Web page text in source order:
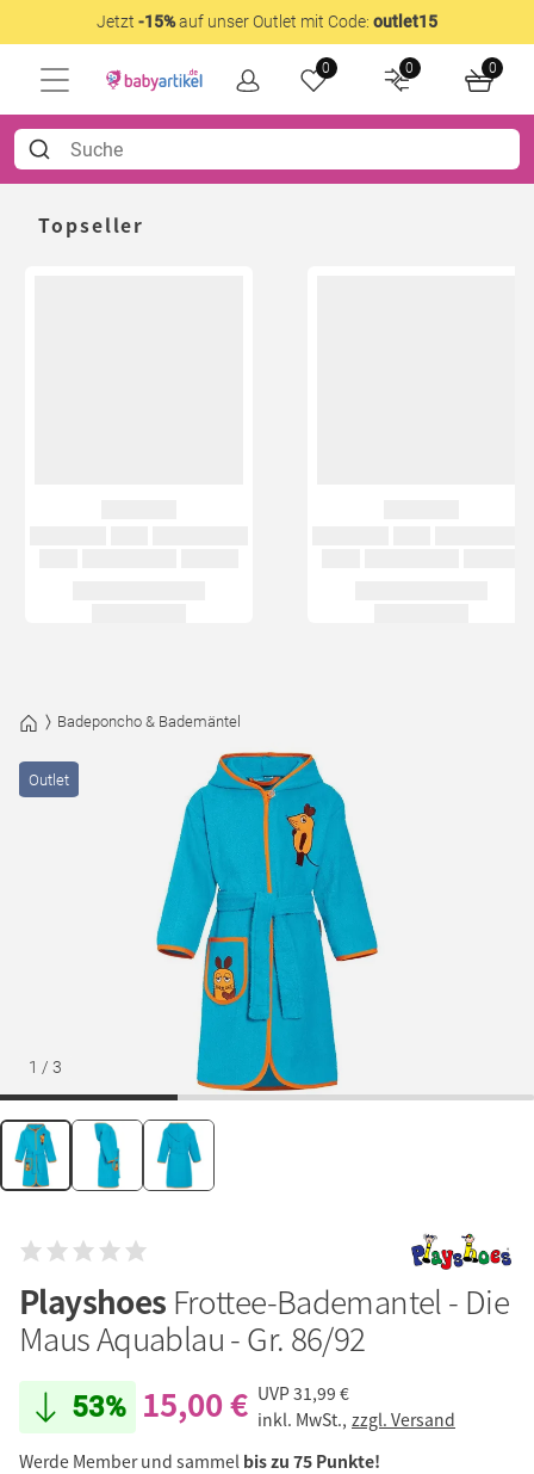
Jetzt -15%auf unser Outlet mit Code: outlet15
0 0 0
Topseller
Badeponcho & Bademäntel
1 / 3
Outlet
Playshoes Frottee-Bademantel - Die
Maus Aquablau - Gr. 86/92
53% 15,00 € UVP31,99 €
inkl. MwSt., zzgl. Versand
Werde Member und sammel bis zu 75 Punkte!